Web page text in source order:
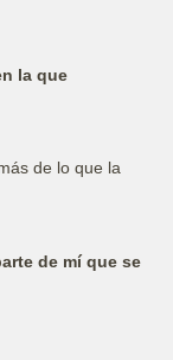
la que
de lo que la
de mí que se